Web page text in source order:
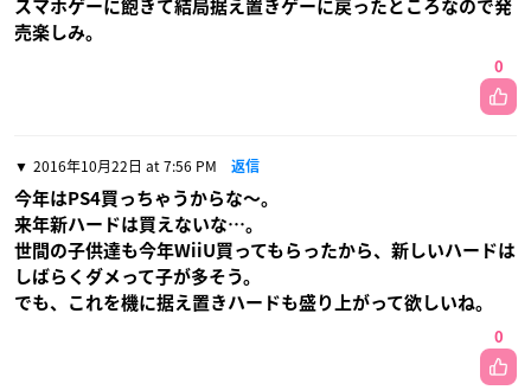
スマホゲーに飽きて結局据え置きゲーに戻ったところなので発
売楽しみ。
0
2016年10月22日 at 7:56 PM 返信
今年はPS4買っちゃうからな〜。
来年新ハードは買えないな…。
世間の子供達も今年WiiU買ってもらったから、新しいハードは
しばらくダメって子が多そう。
でも、これを機に据え置きハードも盛り上がって欲しいね。
0